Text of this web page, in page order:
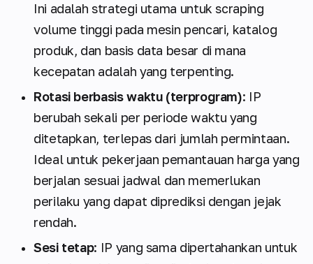
Ini adalah strategi utama untuk scraping
volume tinggi pada mesin pencari, katalog
produk, dan basis data besar di mana
kecepatan adalah yang terpenting.
Rotasi berbasis waktu (terprogram): IP
berubah sekali per periode waktu yang
ditetapkan, terlepas dari jumlah permintaan.
Ideal untuk pekerjaan pemantauan harga yang
berjalan sesuai jadwal dan memerlukan
perilaku yang dapat diprediksi dengan jejak
rendah.
Sesi tetap: IP yang sama dipertahankan untuk